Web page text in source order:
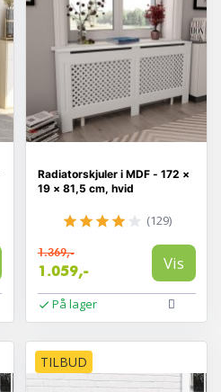
Radiatorskjuler i MDF - 172 ×
19 × 81,5 cm, hvid
(129)
1.369,-
1.059,- Vis
På lager
TILBUD